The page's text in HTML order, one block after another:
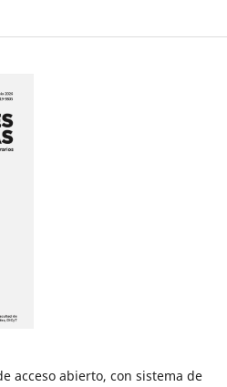
acceso abierto, con sistema de